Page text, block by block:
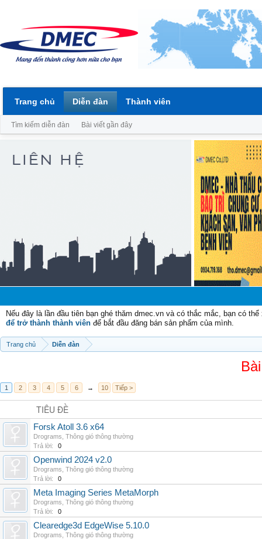
Nếu đây là lần đầu tiên bạn ghé thăm dmec.vn và có thắc mắc, bạn có
để trở thành thành viên để bắt đầu đăng bán sản phẩm của mình.
Trang chủ Diễn đàn
1 2 3 4 5 6 → 10 Tiếp >
TIÊU ĐỀ
Forsk Atoll 3.6 x64
Drograms Thông gió thông thường
Trả lời:
0
Openwind 2024 v2.0
Drograms Thông gió thông thường
Trả lời:
0
Meta Imaging Series MetaMorph
Drograms Thông gió thông thường
Trả lời:
0
Clearedge3d EdgeWise 5.10.0
Drograms Thông gió thông thường
Trang chủ Diễn đàn
Tìm kiếm diễn đàn Bài viết gần đây
Thành viên